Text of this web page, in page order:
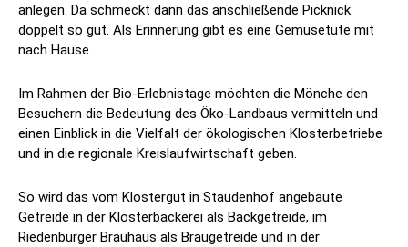
anlegen. Da schmeckt dann das anschließende Picknick
doppelt so gut. Als Erinnerung gibt es eine Gemüsetüte mit
nach Hause.
Im Rahmen der Bio-Erlebnistage möchten die Mönche den
Besuchern die Bedeutung des Öko-Landbaus vermitteln und
einen Einblick in die Vielfalt der ökologischen Klosterbetriebe
und in die regionale Kreislaufwirtschaft geben.
So wird das vom Klostergut in Staudenhof angebaute
Getreide in der Klosterbäckerei als Backgetreide, im
Riedenburger Brauhaus als Braugetreide und in der